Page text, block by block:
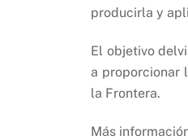
producirla y
El objetivo
a proporcionar
la Frontera.
Más